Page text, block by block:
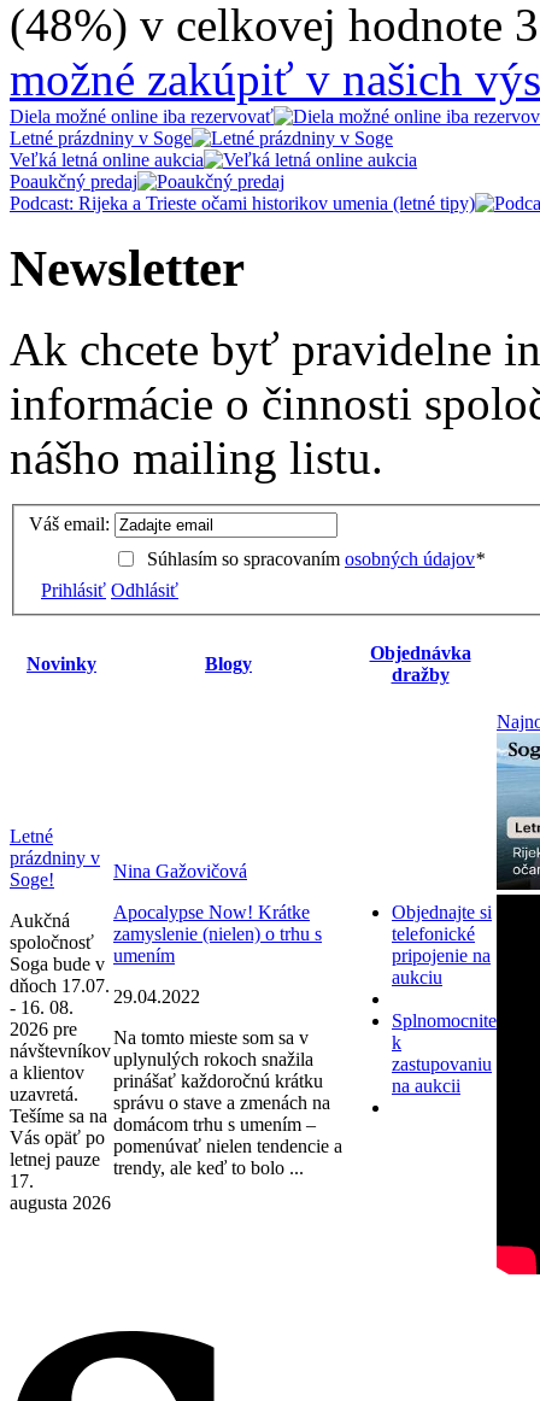
(48%) v celkovej hodnote
možné zakúpiť v našich
Diela možné online iba rezervovať
Letné prázdniny v Soge
Veľká letná online aukcia
Poaukčný predaj
Podcast: Rijeka a Trieste očami historikov umenia (letné tipy)
Newsletter
Ak chcete byť pravidelne
informácie o činnosti
nášho mailing listu.
Váš email:
Súhlasím so spracovaním osobných údajov*
Prihlásiť Odhlásiť
Novinky Blogy
Objednávka
dražby
Letné
prázdniny v
Soge!
Aukčná
spoločnosť
Soga bude v
dňoch 17.07.
- 16. 08.
2026 pre
návštevníkov
a klientov
uzavretá.
Tešíme sa na
Vás opäť po
letnej pauze
17.
augusta 2026
Nina Gažovičová
Apocalypse Now! Krátke
zamyslenie (nielen) o trhu s
umením
29.04.2022
Na tomto mieste som sa v
uplynulých rokoch snažila
prinášať každoročnú krátku
správu o stave a zmenách na
domácom trhu s umením –
pomenúvať nielen tendencie a
trendy, ale keď to bolo ...
Objednajte si
telefonické
pripojenie na
aukciu
Splnomocnite
k
zastupovaniu
na aukcii